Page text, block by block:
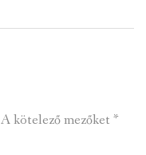
A kötelező mezőket *